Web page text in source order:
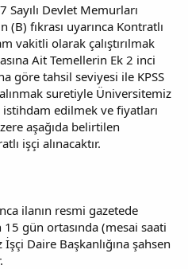
Devlet Memurları
fıkrası uyarınca Kontratlı
vakitli olarak çalıştırılmak
Ait Temellerin Ek 2 inci
göre tahsil seviyesi ile KPSS
suretiyle Üniversitemiz
edilmek ve fiyatları
aşağıda belirtilen
işçi alınacaktır.
ilanın resmi gazetede
gün ortasında (mesai saati
Daire Başkanlığına şahsen